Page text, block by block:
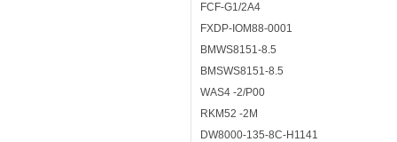
FCF-G1/2A4
FXDP-IOM88-0001
BMWS8151-8.5
BMSWS8151-8.5
WAS4 -2/P00
RKM52 -2M
DW8000-135-8C-H1141